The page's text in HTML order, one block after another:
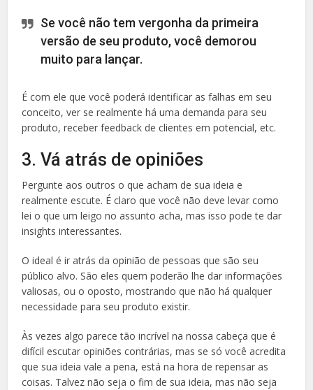
Se você não tem vergonha da primeira
versão de seu produto, você demorou
muito para lançar.
É com ele que você poderá identificar as falhas em seu
conceito, ver se realmente há uma demanda para seu
produto, receber feedback de clientes em potencial, etc.
3. Vá atrás de opiniões
Pergunte aos outros o que acham de sua ideia e
realmente escute. É claro que você não deve levar como
lei o que um leigo no assunto acha, mas isso pode te dar
insights interessantes.
O ideal é ir atrás da opinião de pessoas que são seu
público alvo. São eles quem poderão lhe dar informações
valiosas, ou o oposto, mostrando que não há qualquer
necessidade para seu produto existir.
Às vezes algo parece tão incrível na nossa cabeça que é
difícil escutar opiniões contrárias, mas se só você acredita
que sua ideia vale a pena, está na hora de repensar as
coisas. Talvez não seja o fim de sua ideia, mas não seja